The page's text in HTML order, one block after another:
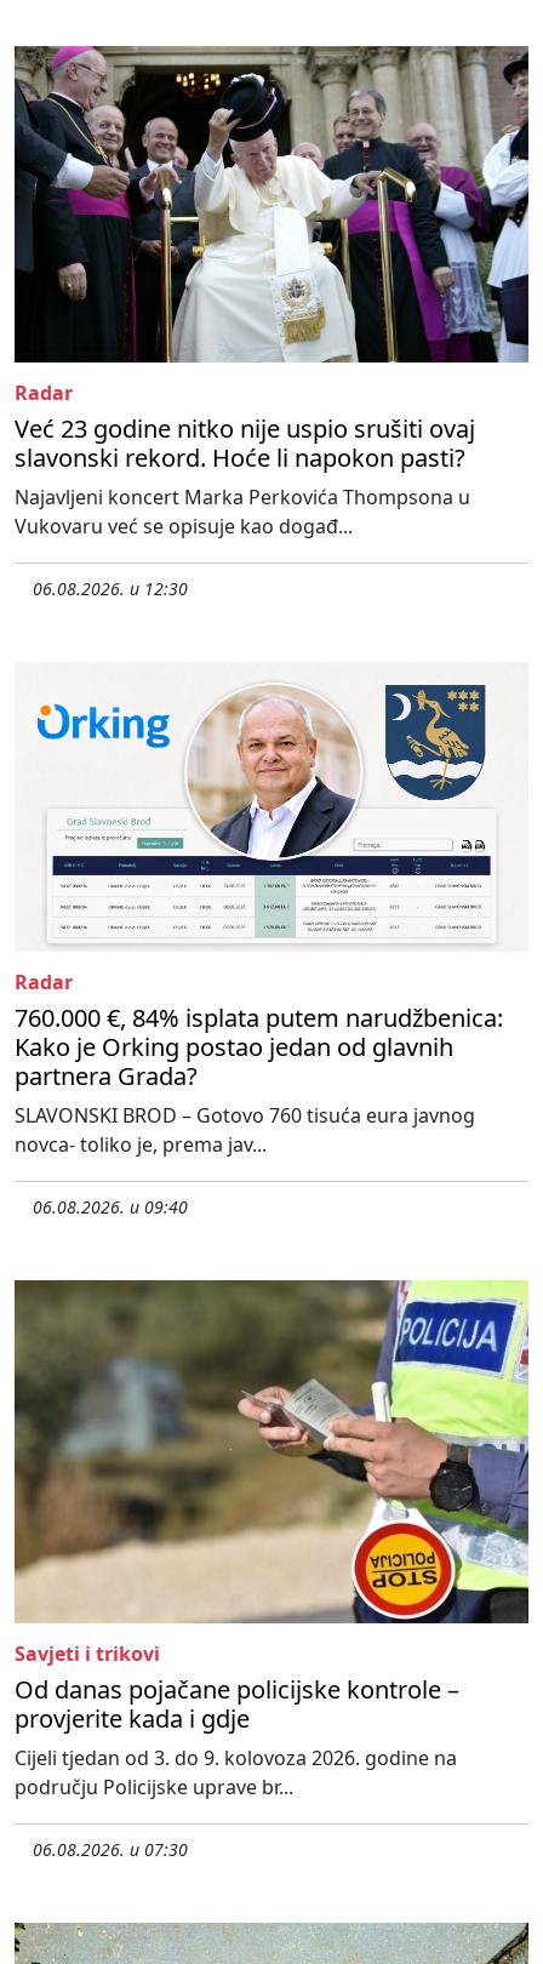
Radar
Već 23 godine nitko nije uspio srušiti ovaj
slavonski rekord. Hoće li napokon pasti?
Najavljeni koncert Marka Perkovića Thompsona u
Vukovaru već se opisuje kao događ...
06.08.2026. u 12:30
Radar
760.000 €, 84% isplata putem narudžbenica:
Kako je Orking postao jedan od glavnih
partnera Grada?
SLAVONSKI BROD – Gotovo 760 tisuća eura javnog
novca- toliko je, prema jav...
06.08.2026. u 09:40
Savjeti i trikovi
Od danas pojačane policijske kontrole –
provjerite kada i gdje
Cijeli tjedan od 3. do 9. kolovoza 2026. godine na
području Policijske uprave br...
06.08.2026. u 07:30